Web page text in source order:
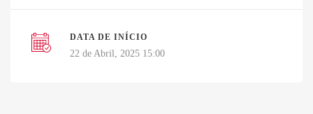
DATA DE INÍCIO
22 de Abril, 2025 15:00